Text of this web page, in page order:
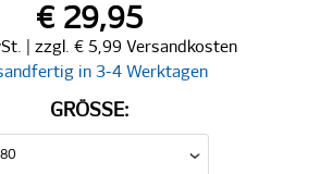
€ 29,95
| zzgl. € 5,99 Versandkosten
in 3-4 Werktagen
GRÖSSE: